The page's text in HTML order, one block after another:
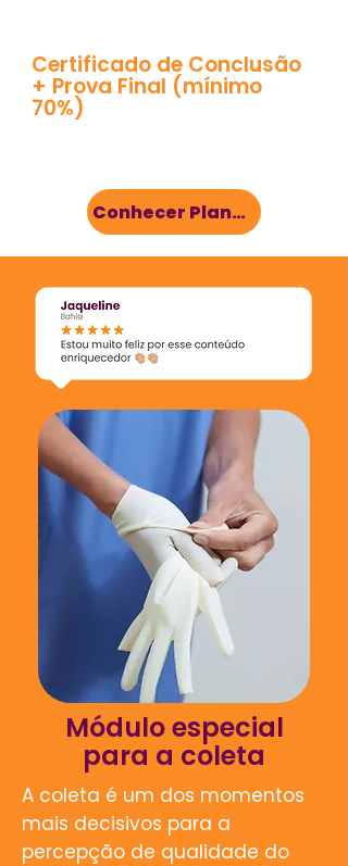
Certificado de Conclusão
+ Prova Final (mínimo
70%)
Conhecer Planos
Módulo especial
para a coleta
A coleta é um dos momentos
mais decisivos para a
percepção de qualidade do